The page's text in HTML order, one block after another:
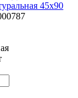
45x90